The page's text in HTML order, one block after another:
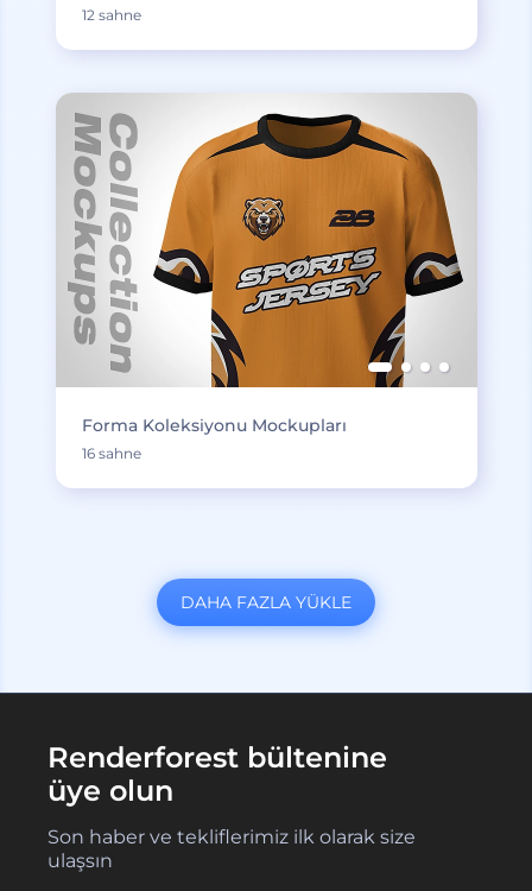
12 sahne
Forma Koleksiyonu Mockupları
16 sahne
DAHA FAZLA YÜKLE
Renderforest bültenine
üye olun
Son haber ve tekliflerimiz ilk olarak size
ulaşsın